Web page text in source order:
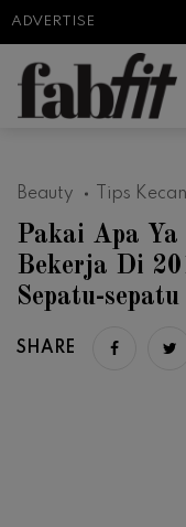
ADVERTISE
Beauty Tips
Pakai Apa
Bekerja Di
Sepatu-
SHARE Share